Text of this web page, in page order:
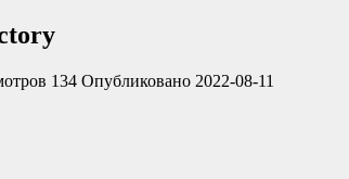
134 Опубликовано 2022-08-11